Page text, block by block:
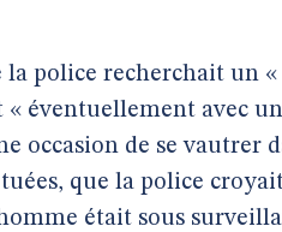
police recherchait un
éventuellement avec
occasion de se vautrer
que la police
était sous